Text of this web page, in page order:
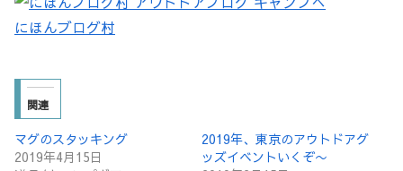
にほんブログ村
関連
マグのスタッキング
2019年4月15日
2019年、東京のアウトドアグ
ッズイベントいくぞ〜